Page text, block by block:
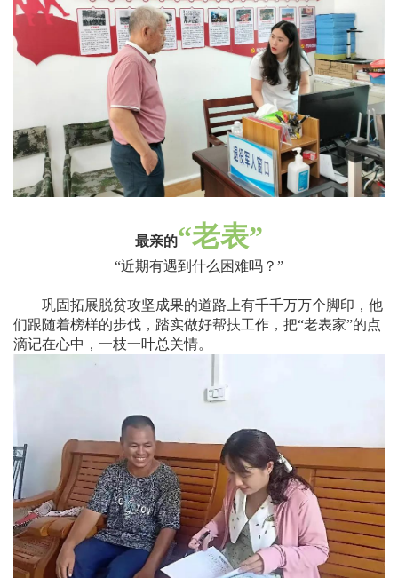
最亲的“老表”
“近期有遇到什么困难吗？ ”
巩固拓展脱贫攻坚成果的道路上有千千万万个脚印，他
们跟随着榜样的步伐，踏实做好帮扶工作，把“老表家”的点
滴记在心中，一枝一叶总关情。